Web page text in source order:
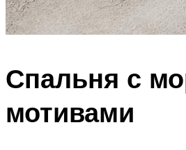
Спальня с
мотивами